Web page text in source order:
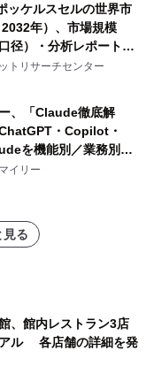
ッケルスセルの世界市
年）、市場規模
径）・分析レポートを
トリサーチセンター
、「Claude徹底解
・Copilot・
を機能別／業務別に
う生成AIの選び方がわ
イリー
見る
、館内レストラン3店
ル 各店舗の詳細を発